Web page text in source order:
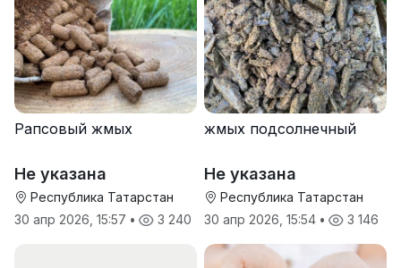
Рапсовый жмых
Не указана
Республика Татарстан
30 апр 2026, 15:57 • 3 240
жмых подсолнечный
Не указана
Республика Татарстан
30 апр 2026, 15:54 • 3 146